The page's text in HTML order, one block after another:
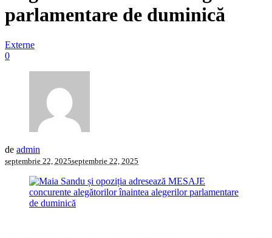
parlamentare de duminică
Externe
0
de admin
septembrie 22, 2025septembrie 22, 2025